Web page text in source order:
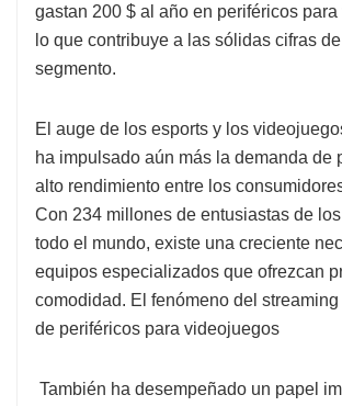
gastan 200 $ al año en periféricos
lo que contribuye a las sólidas cifras
segmento.
El auge de los esports y los
ha impulsado aún más la demanda de
alto rendimiento entre los
Con 234 millones de entusiastas de
todo el mundo, existe una creciente
equipos especializados que ofrezcan
comodidad. El fenómeno del
de periféricos para videojuegos
También ha desempeñado un papel